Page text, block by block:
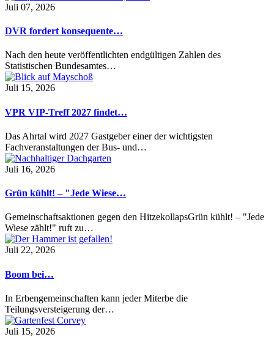
Juli 07, 2026
DVR fordert konsequente…
Nach den heute veröffentlichten endgültigen Zahlen des
Statistischen Bundesamtes…
Juli 15, 2026
VPR VIP-Treff 2027 findet…
Das Ahrtal wird 2027 Gastgeber einer der wichtigsten
Fachveranstaltungen der Bus- und…
Juli 16, 2026
Grün kühlt! – "Jede Wiese…
Gemeinschaftsaktionen gegen den HitzekollapsGrün kühlt! – "Jede
Wiese zählt!" ruft zu…
Juli 22, 2026
Boom bei…
In Erbengemeinschaften kann jeder Miterbe die
Teilungsversteigerung der…
Juli 15, 2026